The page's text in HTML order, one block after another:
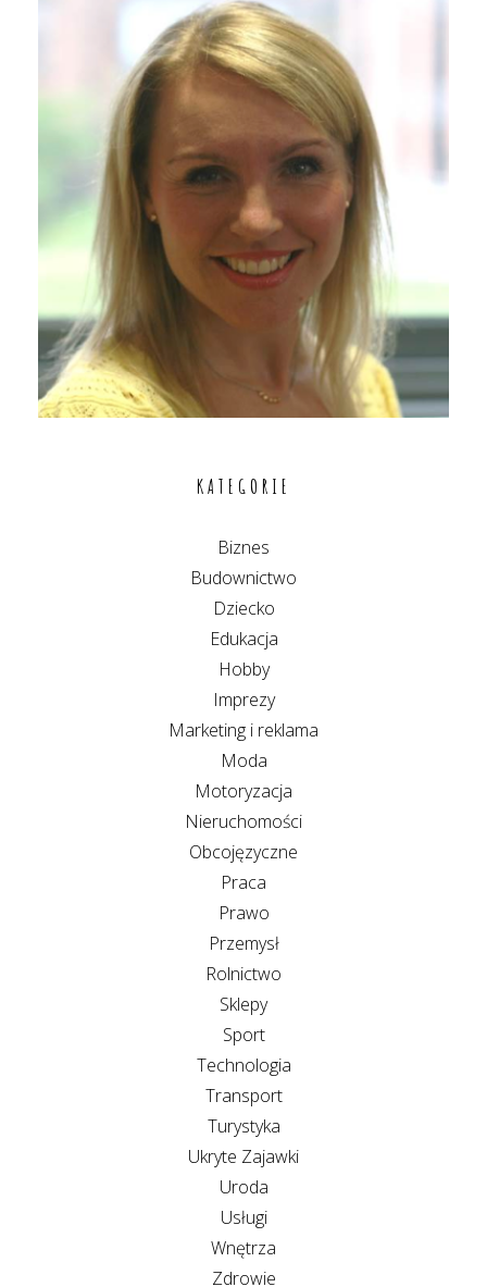
KATEGORIE
Biznes
Budownictwo
Dziecko
Edukacja
Hobby
Imprezy
Marketing i reklama
Moda
Motoryzacja
Nieruchomości
Obcojęzyczne
Praca
Prawo
Przemysł
Rolnictwo
Sklepy
Sport
Technologia
Transport
Turystyka
Ukryte Zajawki
Uroda
Usługi
Wnętrza
Zdrowie